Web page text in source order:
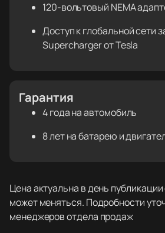
120-вольтовый NEMA
Доступ к глобальной сети
Supercharger от Tesla
Гарантия
4 года на автомобиль
8 лет на батарею и
Цена актуальна в день
может меняться. Подробности
менеджеров отдела продаж